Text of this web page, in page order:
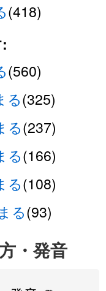
(418)
(560)
る(325)
る(237)
る(166)
る(108)
る(93)
・発音